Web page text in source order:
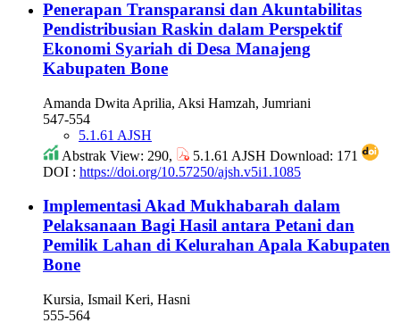
Penerapan Transparansi dan Akuntabilitas
Pendistribusian Raskin dalam Perspektif
Ekonomi Syariah di Desa Manajeng
Kabupaten Bone
Amanda Dwita Aprilia, Aksi Hamzah, Jumriani
547-554
5.1.61 AJSH
Abstrak View: 290,
5.1.61 AJSH Download: 171
DOI : https://doi.org/10.57250/ajsh.v5i1.1085
Implementasi Akad Mukhabarah dalam
Pelaksanaan Bagi Hasil antara Petani dan
Pemilik Lahan di Kelurahan Apala Kabupaten
Bone
Kursia, Ismail Keri, Hasni
555-564